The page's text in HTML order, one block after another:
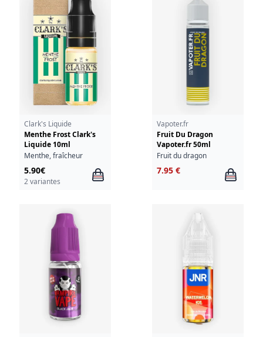
Clark's Liquide
Menthe Frost Clark's
Liquide 10ml
Menthe, fraîcheur
5.90€
2 variantes
Vapoter.fr
Fruit Du Dragon
Vapoter.fr 50ml
Fruit du dragon
7.95 €